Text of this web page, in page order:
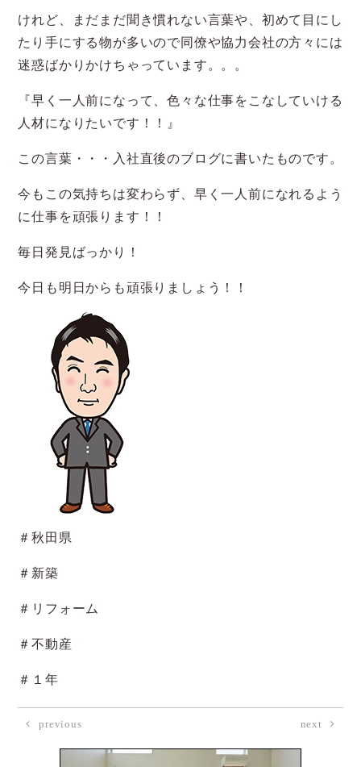
けれど、まだまだ聞き慣れない言葉や、初めて目にし
たり手にする物が多いので同僚や協力会社の方々には
迷惑ばかりかけちゃっています。。。
『早く一人前になって、色々な仕事をこなしていける
人材になりたいです！！』
この言葉・・・入社直後のブログに書いたものです。
今もこの気持ちは変わらず、早く一人前になれるよう
に仕事を頑張ります！！
毎日発見ばっかり！
今日も明日からも頑張りましょう！！
＃秋田県
＃新築
＃リフォーム
＃不動産
＃１年
previous next